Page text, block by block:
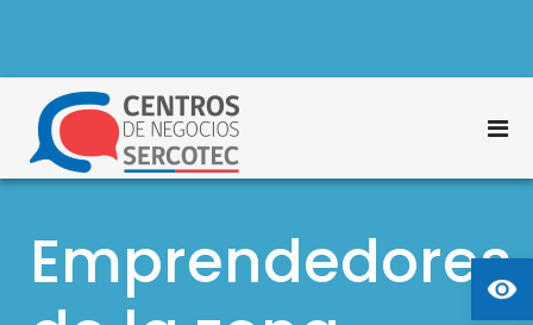
l
a
Sercotec
M
r
Emprendedores